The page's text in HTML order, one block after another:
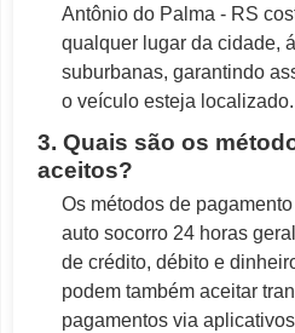
Antônio do Palma - RS
qualquer lugar da cidade,
suburbanas, garantindo
o veículo esteja localizado.
3. Quais são os
aceitos?
Os métodos de
auto socorro 24 horas
de crédito, débito e
podem também aceitar
pagamentos via